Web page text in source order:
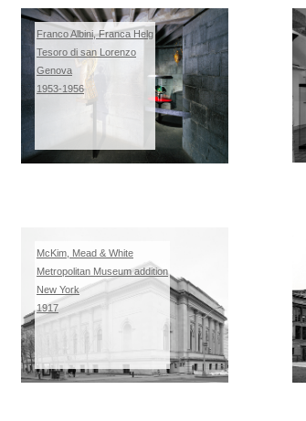
Franco Albini, Franca Helg
Tesoro di san Lorenzo
Genova
1953-1956
McKim, Mead & White
Metropolitan Museum addition
New York
1917